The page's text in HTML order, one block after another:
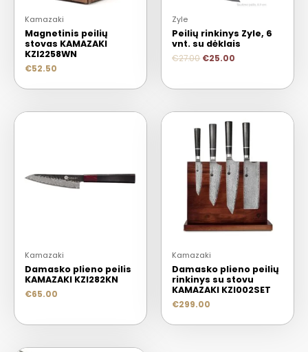
Kamazaki
Magnetinis peilių
stovas KAMAZAKI
KZI2258WN
€52.50
Zyle
Peilių rinkinys Zyle, 6
vnt. su dėklais
€27.00 €25.00
Kamazaki
Damasko plieno peilis
KAMAZAKI KZI282KN
€65.00
Kamazaki
Damasko plieno peilių
rinkinys su stovu
KAMAZAKI KZI002SET
€299.00